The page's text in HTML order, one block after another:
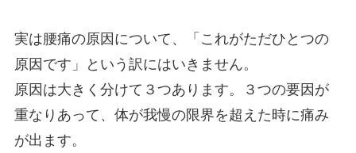
実は腰痛の原因について、「これがただひとつの
原因です」という訳にはいきません。
原因は大きく分けて３つあります。３つの要因が
重なりあって、体が我慢の限界を超えた時に痛み
が出ます。